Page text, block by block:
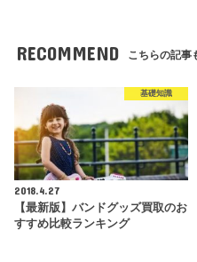
RECOMMEND こちらの記事
基礎知識
2018.4.27
【最新版】バンドグッズ買取のお
すすめ比較ランキング